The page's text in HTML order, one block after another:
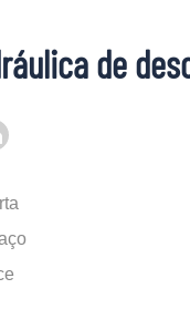
de